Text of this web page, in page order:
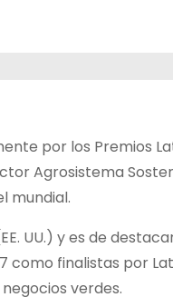
por los Premios
Agrosistema
mundial.
UU.) y es de
finalistas por
verdes.